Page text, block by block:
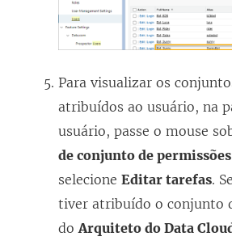
Para visualizar os
atribuídos ao usuário, na
usuário, passe o mouse
de conjunto de permissões
selecione Editar tarefas.
tiver atribuído o conjunto
do Arquiteto do Data